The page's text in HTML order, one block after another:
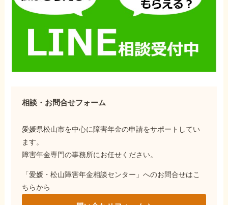
相談・お問合せフォーム
愛媛県松山市を中心に障害年金の申請をサポートしてい
ます。
障害年金専門の事務所にお任せください。
「愛媛・松山障害年金相談センター」へのお問合せはこ
ちらから